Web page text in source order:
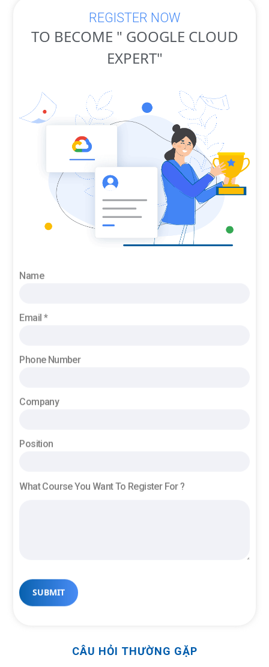
REGISTER NOW
TO BECOME " GOOGLE CLOUD
EXPERT"
Name
Email *
Phone Number
Company
Position
What Course You Want To Register For ?
CÂU HỎI THƯỜNG GẶP